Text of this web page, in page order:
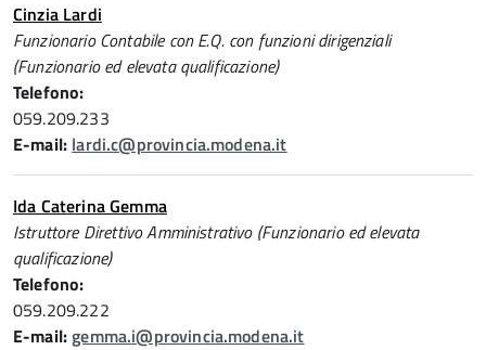
Cinzia Lardi
Funzionario Contabile con E.Q. con funzioni dirigenziali
(Funzionario ed elevata qualificazione)
Telefono:
059.209.233
E-mail: lardi.c@provincia.modena.it
Ida Caterina Gemma
Istruttore Direttivo Amministrativo (Funzionario ed elevata
qualificazione)
Telefono:
059.209.222
E-mail:gemma.i@provincia.modena.it